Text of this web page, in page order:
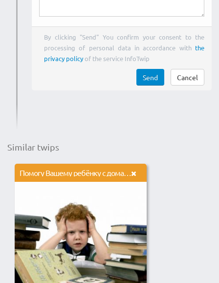
By clicking "Send" You confirm your consent to the
processing of personal data in accordance with the
privacy policyof the service InfoTwip
Send Cancel
Similar twips
Помогу Вашему ребёнку с домашней работой!